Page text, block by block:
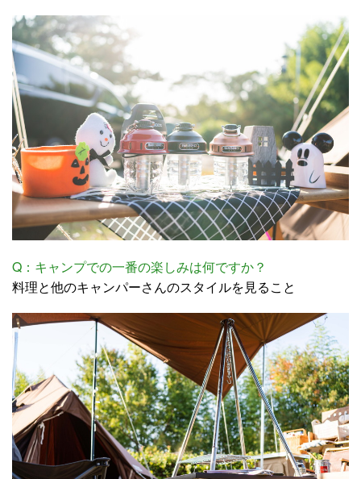
Q：キャンプでの一番の楽しみは何ですか？
料理と他のキャンパーさんのスタイルを見ること